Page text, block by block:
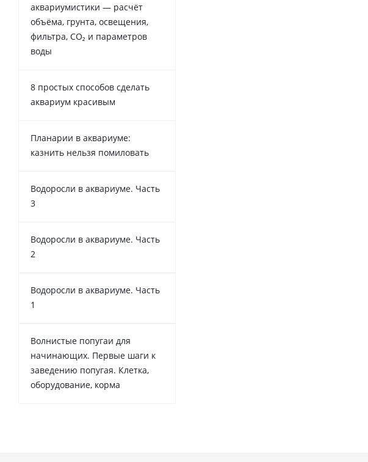
аквариумистики — расчёт
объёма, грунта, освещения,
фильтра, CO₂ и параметров
воды
8 простых способов сделать
аквариум красивым
Планарии в аквариуме:
казнить нельзя помиловать
Водоросли в аквариуме. Часть
3
Водоросли в аквариуме. Часть
2
Водоросли в аквариуме. Часть
1
Волнистые попугаи для
начинающих. Первые шаги к
заведению попугая. Клетка,
оборудование, корма